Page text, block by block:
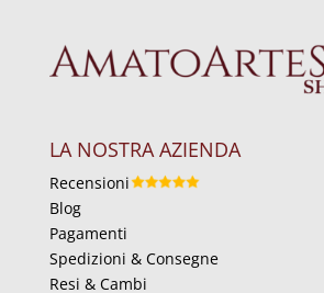
LA NOSTRA AZIENDA
Recensioni
Blog
Pagamenti
Spedizioni & Consegne
Resi & Cambi